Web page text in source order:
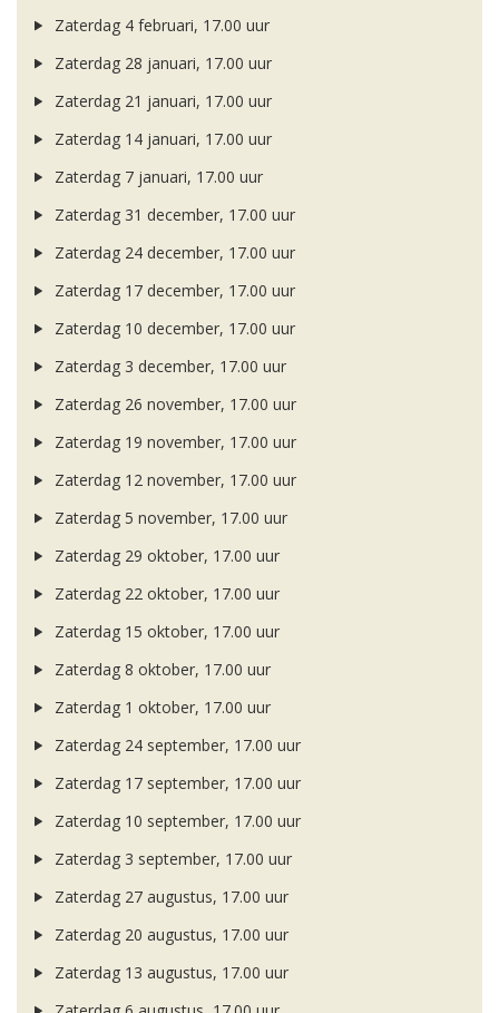
Zaterdag 4 februari, 17.00 uur
Zaterdag 28 januari, 17.00 uur
Zaterdag 21 januari, 17.00 uur
Zaterdag 14 januari, 17.00 uur
Zaterdag 7 januari, 17.00 uur
Zaterdag 31 december, 17.00 uur
Zaterdag 24 december, 17.00 uur
Zaterdag 17 december, 17.00 uur
Zaterdag 10 december, 17.00 uur
Zaterdag 3 december, 17.00 uur
Zaterdag 26 november, 17.00 uur
Zaterdag 19 november, 17.00 uur
Zaterdag 12 november, 17.00 uur
Zaterdag 5 november, 17.00 uur
Zaterdag 29 oktober, 17.00 uur
Zaterdag 22 oktober, 17.00 uur
Zaterdag 15 oktober, 17.00 uur
Zaterdag 8 oktober, 17.00 uur
Zaterdag 1 oktober, 17.00 uur
Zaterdag 24 september, 17.00 uur
Zaterdag 17 september, 17.00 uur
Zaterdag 10 september, 17.00 uur
Zaterdag 3 september, 17.00 uur
Zaterdag 27 augustus, 17.00 uur
Zaterdag 20 augustus, 17.00 uur
Zaterdag 13 augustus, 17.00 uur